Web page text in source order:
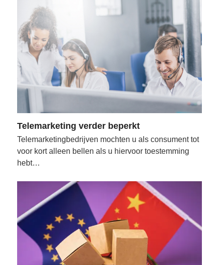
Telemarketing verder beperkt
Telemarketingbedrijven mochten u als consument tot
voor kort alleen bellen als u hiervoor toestemming
hebt…